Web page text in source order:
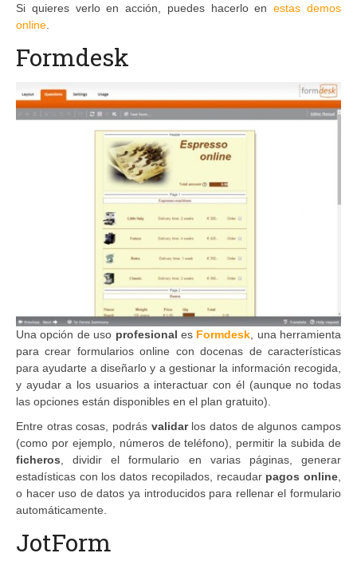
Si quieres verlo en acción, puedes hacerlo enestas demos
online
Formdesk
Una opción de uso profesional es Formdesk , una herramienta
para crear formularios online con docenas de características
para ayudarte a diseñarlo y a gestionar la información recogida,
y ayudar a los usuarios a interactuar con él (aunque no todas
las opciones están disponibles en el plan gratuito).
Entre otras cosas, podrás validarlos datos de algunos campos
(como por ejemplo, números de teléfono), permitir la subida de
ficheros , dividir el formulario en varias páginas, generar
estadísticas con los datos recopilados, recaudar pagos online
o hacer uso de datos ya introducidos para rellenar el formulario
automáticamente.
JotForm